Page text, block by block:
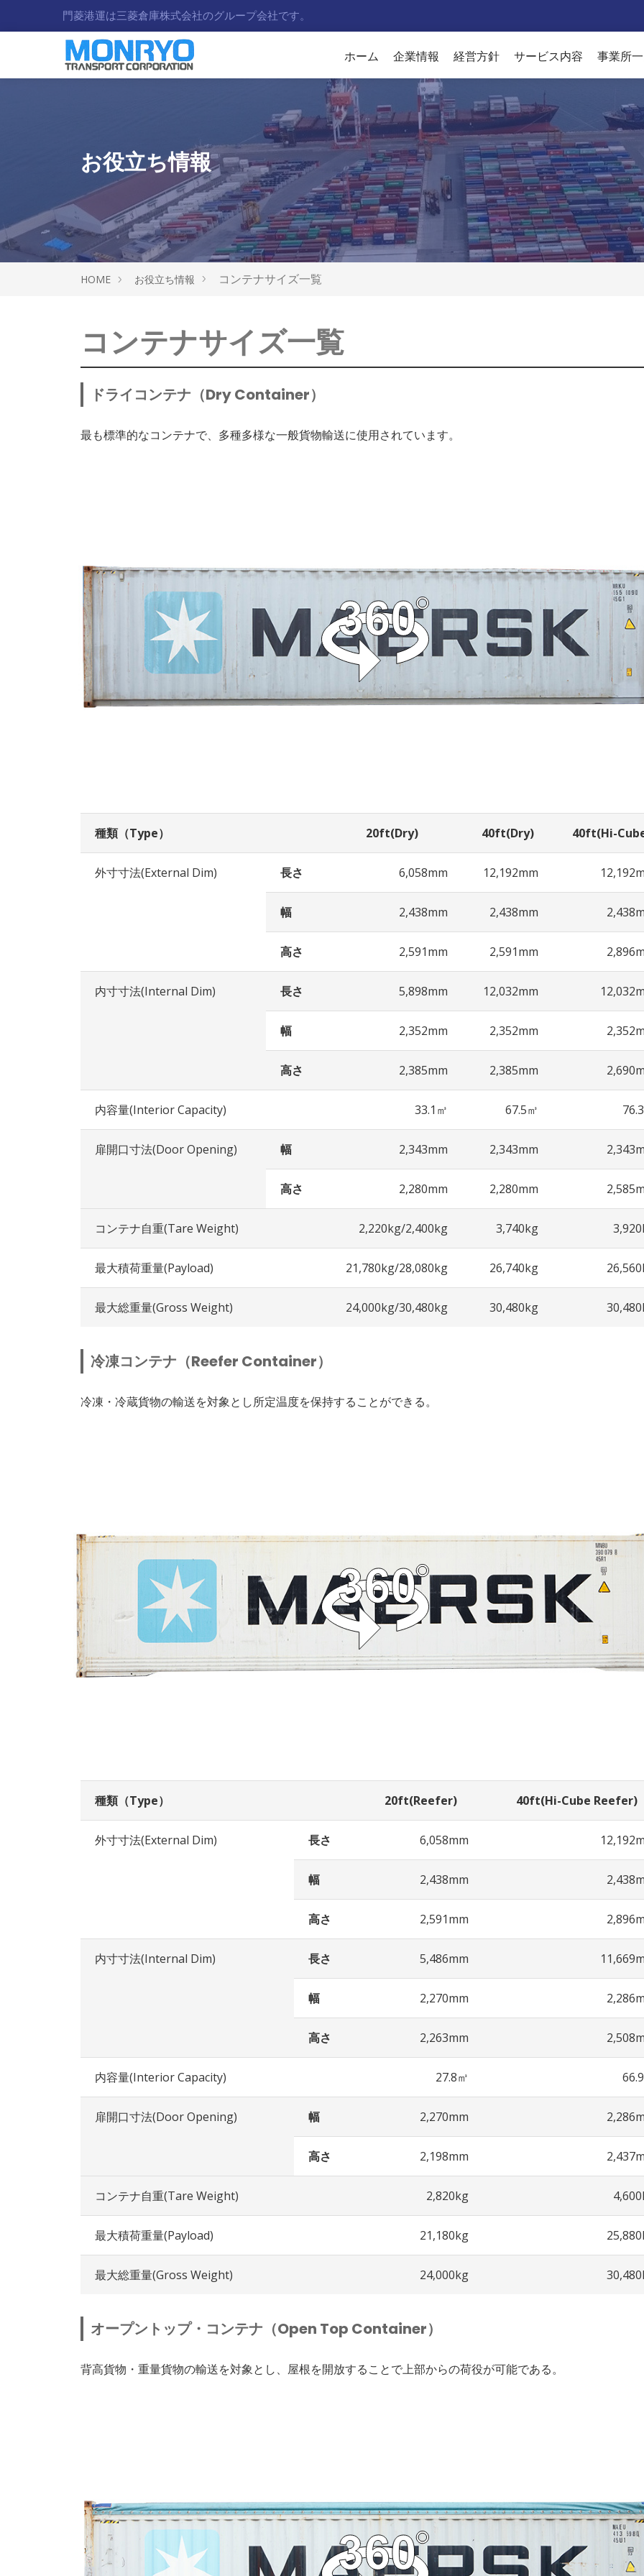
門菱港運は三菱倉庫株式会社のグループ会社です。
ホーム 企業情報 経営方針 サービス内容 事業所
お役立ち情報
HOME お役立ち情報 コンテナサイズ一覧
コンテナサイズ一覧
ドライコンテナ（Dry Container）
最も標準的なコンテナで、多種多様な一般貨物輸送に使用されています。
種類（Type） 20ft(Dry) 40ft(Dry) 40ft(Hi-
外寸寸法(External Dim) 長さ 6,058mm 12,192mm
幅 2,438mm 2,438mm
高さ 2,591mm 2,591mm
内寸寸法(Internal Dim) 長さ 5,898mm 12,032mm
幅 2,352mm 2,352mm
高さ 2,385mm 2,385mm
内容量(Interior Capacity) 33.1㎥ 67.5㎥
扉開口寸法(Door Opening) 幅 2,343mm 2,343mm
高さ 2,280mm 2,280mm
コンテナ自重(Tare Weight) 2,220kg/2,400kg 3,740kg
最大積荷重量(Payload) 21,780kg/28,080kg 26,740kg
最大総重量(Gross Weight) 24,000kg/30,480kg 30,480kg
冷凍コンテナ（Reefer Container）
冷凍・冷蔵貨物の輸送を対象とし所定温度を保持することができる。
種類（Type） 20ft(Reefer) 40ft(Hi-Cube Reefer)
外寸寸法(External Dim) 長さ 6,058mm
幅 2,438mm
高さ 2,591mm
内寸寸法(Internal Dim) 長さ 5,486mm
幅 2,270mm
高さ 2,263mm
内容量(Interior Capacity) 27.8㎥
扉開口寸法(Door Opening) 幅 2,270mm
高さ 2,198mm
コンテナ自重(Tare Weight) 2,820kg
最大積荷重量(Payload) 21,180kg
最大総重量(Gross Weight) 24,000kg
オープントップ・コンテナ（Open Top Container）
背高貨物・重量貨物の輸送を対象とし、屋根を開放することで上部からの荷役が可能である。